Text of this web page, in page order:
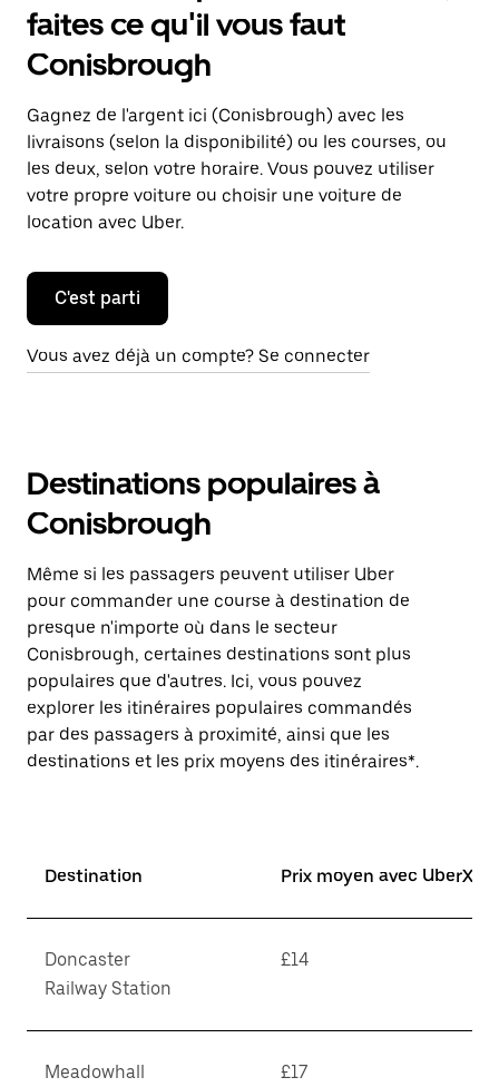
faites ce qu'il vous faut
Conisbrough
Gagnez de l'argent ici (Conisbrough) avec les
livraisons (selon la disponibilité) ou les courses, ou
les deux, selon votre horaire. Vous pouvez utiliser
votre propre voiture ou choisir une voiture de
location avec Uber.
C'est parti
Vous avez déjà un compte? Se connecter
Destinations populaires à
Conisbrough
Même si les passagers peuvent utiliser Uber
pour commander une course à destination de
presque n'importe où dans le secteur
Conisbrough, certaines destinations sont plus
populaires que d'autres. Ici, vous pouvez
explorer les itinéraires populaires commandés
par des passagers à proximité, ainsi que les
destinations et les prix moyens des itinéraires*.
Destination Prix moyen avec UberX*
Doncaster
Railway Station
£14
Meadowhall £17